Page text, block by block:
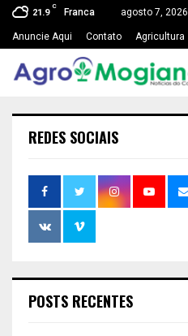
21.9
C
Franca agosto 7, 2026
Anuncie Aqui Contato Agricultura
REDES SOCIAIS
POSTS RECENTES